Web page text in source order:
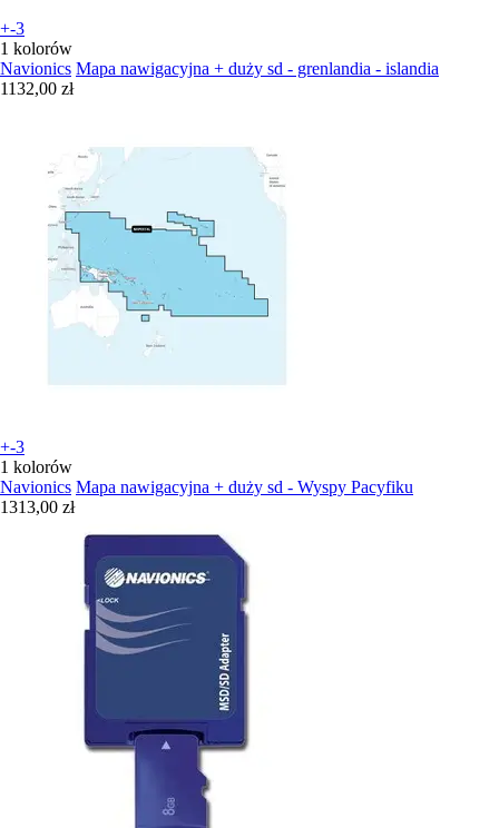
+-3
1 kolorów
Navionics Mapa nawigacyjna + duży sd - grenlandia - islandia
1132,00 zł
+-3
1 kolorów
Navionics Mapa nawigacyjna + duży sd - Wyspy Pacyfiku
1313,00 zł